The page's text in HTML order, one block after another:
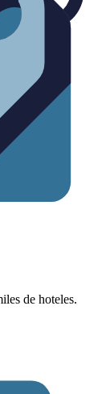
de hoteles.